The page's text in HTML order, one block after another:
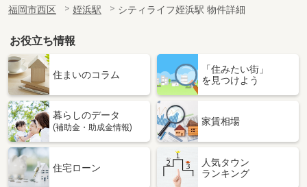
福岡市西区
姪浜駅 シティライフ姪浜駅 物件詳細
お役立ち情報
住まいのコラム
「住みたい街」
を見つけよう
暮らしのデータ
(補助金・助成金情報)
家賃相場
住宅ローン
人気タウン
ランキング